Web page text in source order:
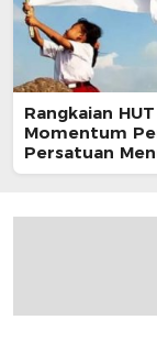
Rangkaian
Momentum
Persatuan
Berdaulat,